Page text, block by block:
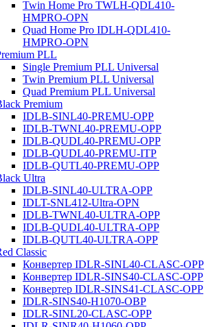
Twin Home Pro TWLH-QDL410-
HMPRO-OPN
Quad Home Pro IDLH-QDL410-
HMPRO-OPN
PLL
Single Premium PLL Universal
Twin Premium PLL Universal
Quad Premium PLL Universal
Premium
IDLB-SINL40-PREMU-OPP
IDLB-TWNL40-PREMU-OPP
IDLB-QUDL40-PREMU-OPP
IDLB-QUDL40-PREMU-ITP
IDLB-QUTL40-PREMU-OPP
Ultra
IDLB-SINL40-ULTRA-OPP
IDLT-SNL412-Ultra-OPN
IDLB-TWNL40-ULTRA-OPP
IDLB-QUDL40-ULTRA-OPP
IDLB-QUTL40-ULTRA-OPP
Classic
Конвертер IDLR-SINL40-CLASC-OPP
Конвертер IDLR-SINS40-CLASC-OPP
Конвертер IDLR-SINS41-CLASC-OPP
IDLR-SINS40-H1070-OBP
IDLR-SINL20-CLASC-OPP